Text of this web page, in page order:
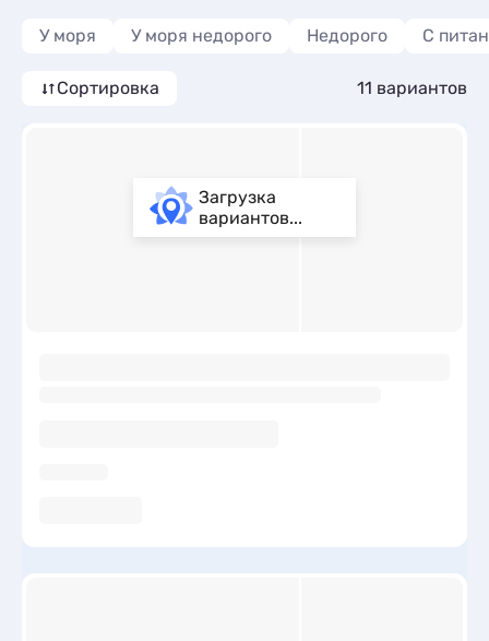
У моря У моря недорого Недорого С
Сортировка 11 вариантов
Загрузка
вариантов...